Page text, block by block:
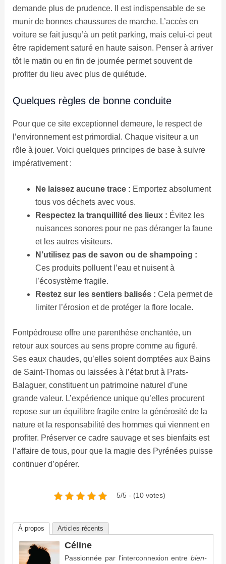
demande plus de prudence. Il est indispensable de se
munir de bonnes chaussures de marche. L’accès en
voiture se fait jusqu’à un petit parking, mais celui-ci peut
être rapidement saturé en haute saison. Penser à arriver
tôt le matin ou en fin de journée permet souvent de
profiter du lieu avec plus de quiétude.
Quelques règles de bonne conduite
Pour que ce site exceptionnel demeure, le respect de
l’environnement est primordial. Chaque visiteur a un
rôle à jouer. Voici quelques principes de base à suivre
impérativement :
Ne laissez aucune trace : Emportez absolument
tous vos déchets avec vous.
Respectez la tranquillité des lieux : Évitez les
nuisances sonores pour ne pas déranger la faune
et les autres visiteurs.
N’utilisez pas de savon ou de shampoing :
Ces produits polluent l’eau et nuisent à
l’écosystème fragile.
Restez sur les sentiers balisés : Cela permet de
limiter l’érosion et de protéger la flore locale.
Fontpédrouse offre une parenthèse enchantée, un
retour aux sources au sens propre comme au figuré.
Ses eaux chaudes, qu’elles soient domptées aux Bains
de Saint-Thomas ou laissées à l’état brut à Prats-
Balaguer, constituent un patrimoine naturel d’une
grande valeur. L’expérience unique qu’elles procurent
repose sur un équilibre fragile entre la générosité de la
nature et la responsabilité des hommes qui viennent en
profiter. Préserver ce cadre sauvage et ses bienfaits est
l’affaire de tous, pour que la magie des Pyrénées puisse
continuer d’opérer.
5/5 - (10 votes)
À propos Articles récents
Céline
Passionnée par l'interconnexion entrebien-